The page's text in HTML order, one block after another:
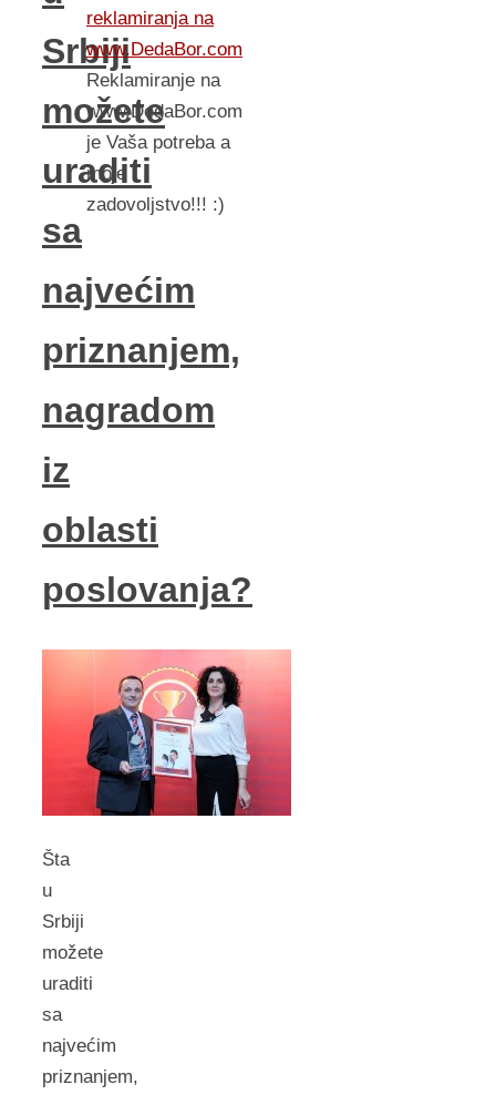
Srbiji
možete
uraditi
sa
najvećim
priznanjem,
nagradom
iz
oblasti
poslovanja?
Šta
u
Srbiji
možete
uraditi
sa
najvećim
priznanjem,
reklamiranja na
www.DedaBor.com
Reklamiranje na
www.DedaBor.com
je Vaša potreba a
moje
zadovoljstvo!!! :)